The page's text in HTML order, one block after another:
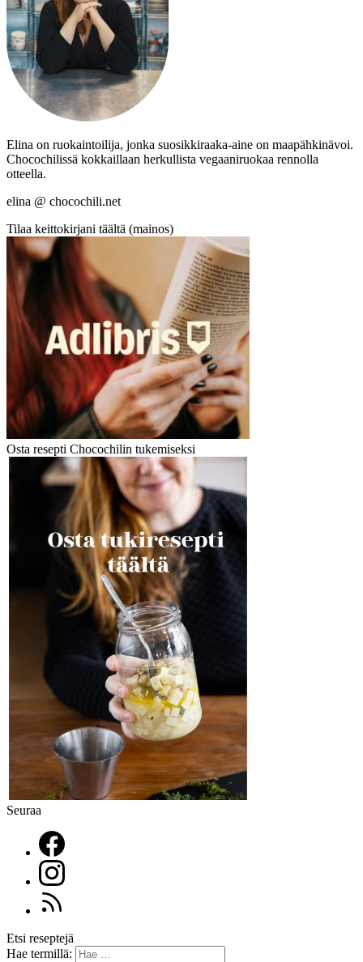
Elina on ruokaintoilija, jonka suosikkiraaka-aine on maapähkinävoi.
Chocochilissä kokkaillaan herkullista vegaaniruokaa rennolla
otteella.
elina @ chocochili.net
Tilaa keittokirjani täältä (mainos)
Osta resepti Chocochilin tukemiseksi
Seuraa
Etsi reseptejä
Hae termillä: